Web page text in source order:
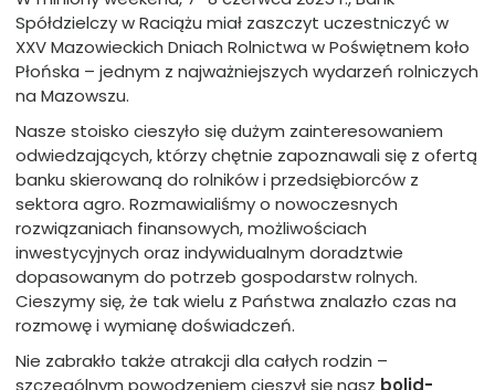
Spółdzielczy w Raciążu miał zaszczyt uczestniczyć w
XXV Mazowieckich Dniach Rolnictwa w Poświętnem koło
Płońska – jednym z najważniejszych wydarzeń rolniczych
na Mazowszu.
Nasze stoisko cieszyło się dużym zainteresowaniem
odwiedzających, którzy chętnie zapoznawali się z ofertą
banku skierowaną do rolników i przedsiębiorców z
sektora agro. Rozmawialiśmy o nowoczesnych
rozwiązaniach finansowych, możliwościach
inwestycyjnych oraz indywidualnym doradztwie
dopasowanym do potrzeb gospodarstw rolnych.
Cieszymy się, że tak wielu z Państwa znalazło czas na
rozmowę i wymianę doświadczeń.
Nie zabrakło także atrakcji dla całych rodzin –
szczególnym powodzeniem cieszył się nasz bolid-